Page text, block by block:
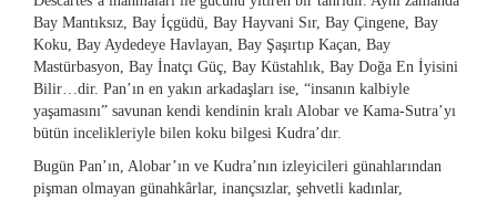
Bay Mantıksız, Bay İçgüdü, Bay Hayvani Sır, Bay Çingene, Bay
Koku, Bay Aydedeye Havlayan, Bay Şaşırtıp Kaçan, Bay
Mastürbasyon, Bay İnatçı Güç, Bay Küstahlık, Bay Doğa En İyisini
Bilir…dir. Pan’ın en yakın arkadaşları ise, “insanın kalbiyle
yaşamasını” savunan kendi kendinin kralı Alobar ve Kama-Sutra’yı
bütün incelikleriyle bilen koku bilgesi Kudra’dır.
Bugün Pan’ın, Alobar’ın ve Kudra’nın izleyicileri günahlarından
pişman olmayan günahkârlar, inançsızlar, şehvetli kadınlar,